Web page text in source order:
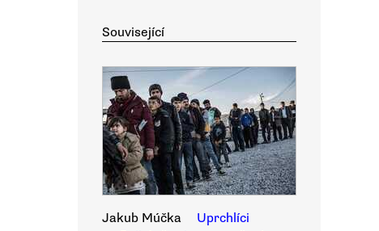
Související
Jakub Múčka
Uprchlíci